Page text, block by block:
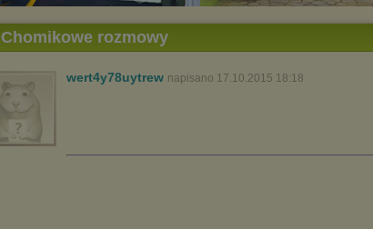
Chomikowe rozmowy
wert4y78uytrew napisano 17.10.2015 18:18